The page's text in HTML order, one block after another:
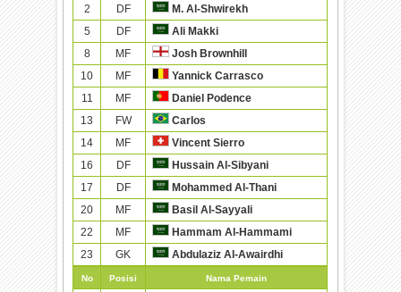
2 DF
M. Al-Shwirekh
5
DF
Ali Makki
8
MF
Josh Brownhill
10
MF
Yannick Carrasco
11
MF
Daniel Podence
13
FW
Carlos
14
MF
Vincent Sierro
16
DF
Hussain Al-Sibyani
17
DF
Mohammed Al-Thani
20
MF
Basil Al-Sayyali
22
MF
Hammam Al-Hammami
23
GK Abdulaziz Al-Awairdhi
No Posisi Nama Pemain